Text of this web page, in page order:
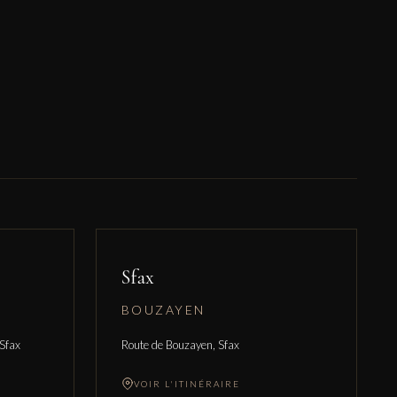
Sfax
BOUZAYEN
Route de Bouzayen, Sfax
VOIR L'ITINÉRAIRE